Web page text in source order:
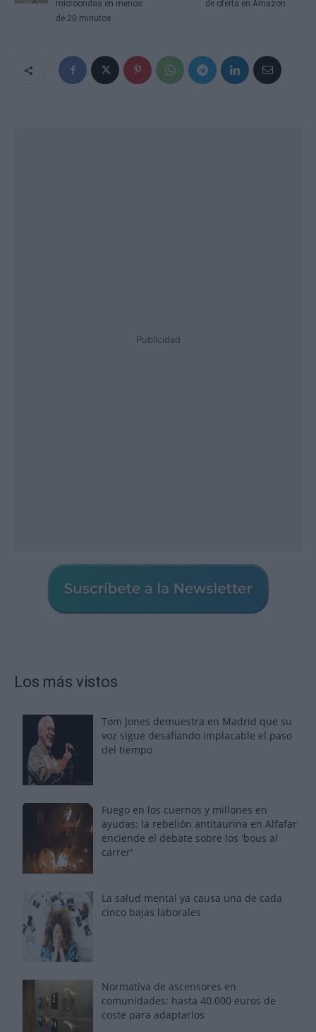
microondas en menos
de 20 minutos
de oferta en Amazon
Publicidad
Los más vistos
Tom Jones demuestra en Madrid que su
voz sigue desafiando implacable el paso
del tiempo
Fuego en los cuernos y millones en
ayudas: la rebelión antitaurina en Alfafar
enciende el debate sobre los 'bous al
carrer'
La salud mental ya causa una de cada
cinco bajas laborales
Normativa de ascensores en
comunidades: hasta 40.000 euros de
coste para adaptarlos